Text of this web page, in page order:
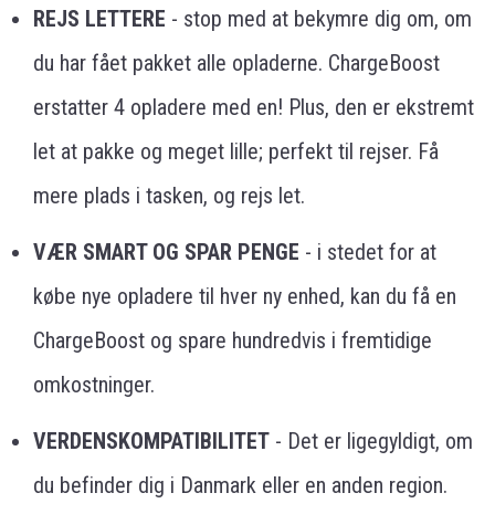
REJS LETTERE - stop med at bekymre dig om, om
du har fået pakket alle opladerne. ChargeBoost
erstatter 4 opladere med en! Plus, den er ekstremt
let at pakke og meget lille; perfekt til rejser. Få
mere plads i tasken, og rejs let.
VÆR SMART OG SPAR PENGE - i stedet for at
købe nye opladere til hver ny enhed, kan du få en
ChargeBoost og spare hundredvis i fremtidige
omkostninger.
VERDENSKOMPATIBILITET - Det er ligegyldigt, om
du befinder dig i Danmark eller en anden region.